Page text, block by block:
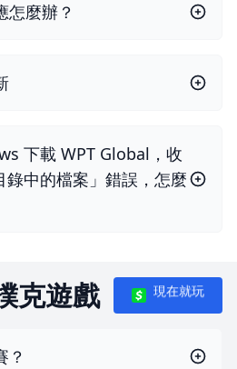
怎麼辦？
下載 WPT Global，收
中的檔案」錯誤，怎麼
克遊戲 現在就玩
？